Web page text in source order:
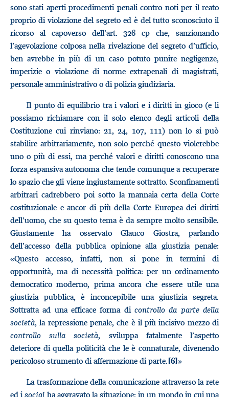
sono stati aperti procedimenti penali contro noti per il reato
proprio di violazione del segreto ed è del tutto sconosciuto il
ricorso al capoverso dell’art. 326 cp che, sanzionando
l’agevolazione colposa nella rivelazione del segreto d’ufficio,
ben avrebbe in più di un caso potuto punire negligenze,
imperizie o violazione di norme extrapenali di magistrati,
personale amministrativo o di polizia giudiziaria.
Il punto di equilibrio tra i valori e i diritti in gioco (e li
possiamo richiamare con il solo elenco degli articoli della
Costituzione cui rinviano: 21, 24, 107, 111) non lo si può
stabilire arbitrariamente, non solo perché questo violerebbe
uno o più di essi, ma perché valori e diritti conoscono una
forza espansiva autonoma che tende comunque a recuperare
lo spazio che gli viene ingiustamente sottratto. Sconfinamenti
arbitrari cadrebbero poi sotto la mannaia certa della Corte
costituzionale e ancor di più della Corte Europea dei diritti
dell’uomo, che su questo tema è da sempre molto sensibile.
Giustamente ha osservato Glauco Giostra, parlando
dell’accesso della pubblica opinione alla giustizia penale:
«Questo accesso, infatti, non si pone in termini di
opportunità, ma di necessità politica: per un ordinamento
democratico moderno, prima ancora che essere utile una
giustizia pubblica, è inconcepibile una giustizia segreta.
Sottratta ad una efficace forma di controllo da parte della
società, la repressione penale, che è il più incisivo mezzo di
controllo sulla società, sviluppa fatalmente l’aspetto
deteriore di quella politicità che le è connaturale, divenendo
pericoloso strumento di affermazione di parte.[6]»
La trasformazione della comunicazione attraverso la rete
ed isocial ha aggravato la situazione: in un mondo in cui una